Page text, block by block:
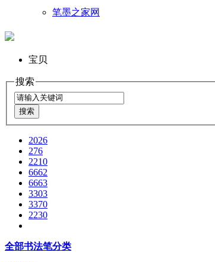
笔墨之家网
宝贝
搜索
2026
276
2210
6662
6663
3303
3370
2230
全部书法笔分类